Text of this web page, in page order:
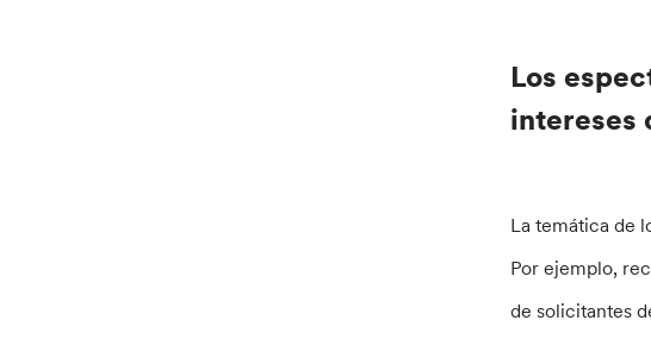
Los
intereses
La temática de
Por ejemplo,
de solicitantes